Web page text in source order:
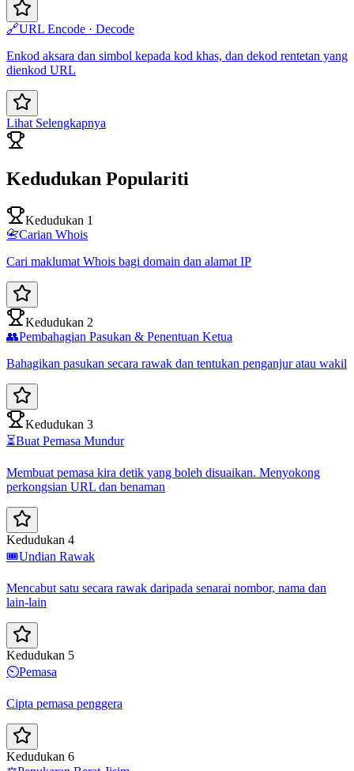
🔗URL Encode · Decode
Enkod aksara dan simbol kepada kod khas, dan dekod rentetan yang
dienkod URL
Lihat Selengkapnya
Kedudukan Populariti
Kedudukan 1
📇Carian Whois
Cari maklumat Whois bagi domain dan alamat IP
Kedudukan 2
👥Pembahagian Pasukan & Penentuan Ketua
Bahagikan pasukan secara rawak dan tentukan penganjur atau wakil
Kedudukan 3
⏳Buat Pemasa Mundur
Membuat pemasa kira detik yang boleh disuaikan. Menyokong
perkongsian URL dan benaman
Kedudukan 4
🎟️Undian Rawak
Mencabut satu secara rawak daripada senarai nombor, nama dan
lain-lain
Kedudukan 5
⏲️Pemasa
Cipta pemasa penggera
Kedudukan 6